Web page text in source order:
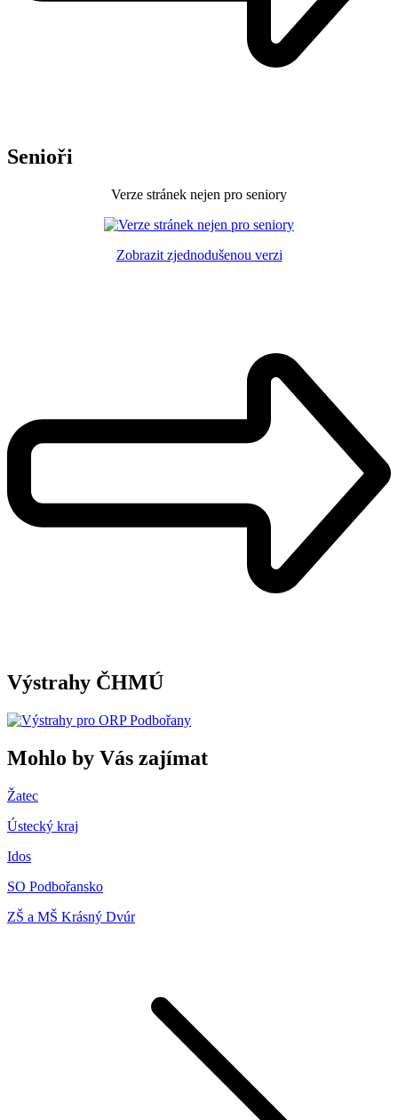
Senioři
Verze stránek nejen pro seniory
Zobrazit zjednodušenou verzi
Výstrahy ČHMÚ
Mohlo by Vás zajímat
Žatec
Ústecký kraj
Idos
SO Podbořansko
ZŠ a MŠ Krásný Dvúr